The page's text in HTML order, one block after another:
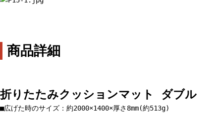
商品詳細
折りたたみクッションマット ダブル
■広げた時のサイズ：約2000×1400×厚さ8mm(約513g)